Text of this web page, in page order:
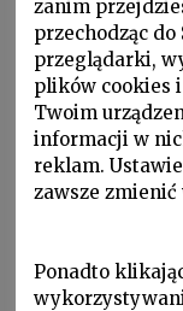
Tomasz
zanim
przechodząc
przeglądarki,
plików cookies
Twoim
informacji w
reklam.
zawsze
Ponadto